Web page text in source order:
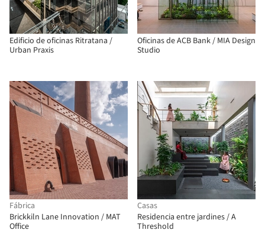
Edificio de oficinas Ritratana /
Urban Praxis
Oficinas de ACB Bank / MIA Design
Studio
Fábrica
Brickkiln Lane Innovation / MAT
Office
Casas
Residencia entre jardines / A
Threshold